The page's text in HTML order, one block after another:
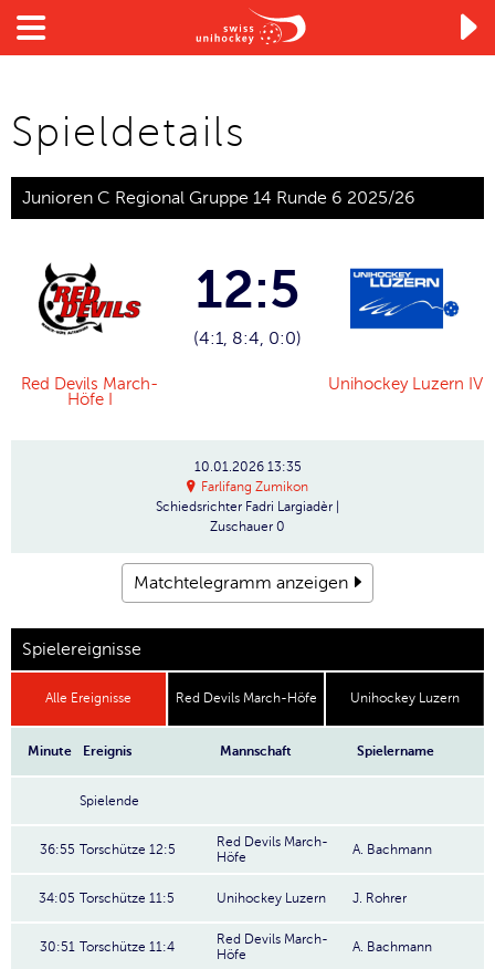

Spieldetails
Junioren C Regional Gruppe 14 Runde 6 2025/26
Red Devils March-
Höfe I
12:5
(4:1, 8:4, 0:0)
Unihockey Luzern IV
10.01.2026 13:35
Farlifang Zumikon
Schiedsrichter Fadri Largiadèr |
Zuschauer 0
Matchtelegramm anzeigen
Spielereignisse
Alle Ereignisse Red Devils March-Höfe Unihockey Luzern
Minute Ereignis Mannschaft Spielername
Spielende
36:55 Torschütze 12:5
Red Devils March-
Höfe
A. Bachmann
34:05 Torschütze 11:5 Unihockey Luzern J. Rohrer
30:51 Torschütze 11:4
Red Devils March-
Höfe
A. Bachmann